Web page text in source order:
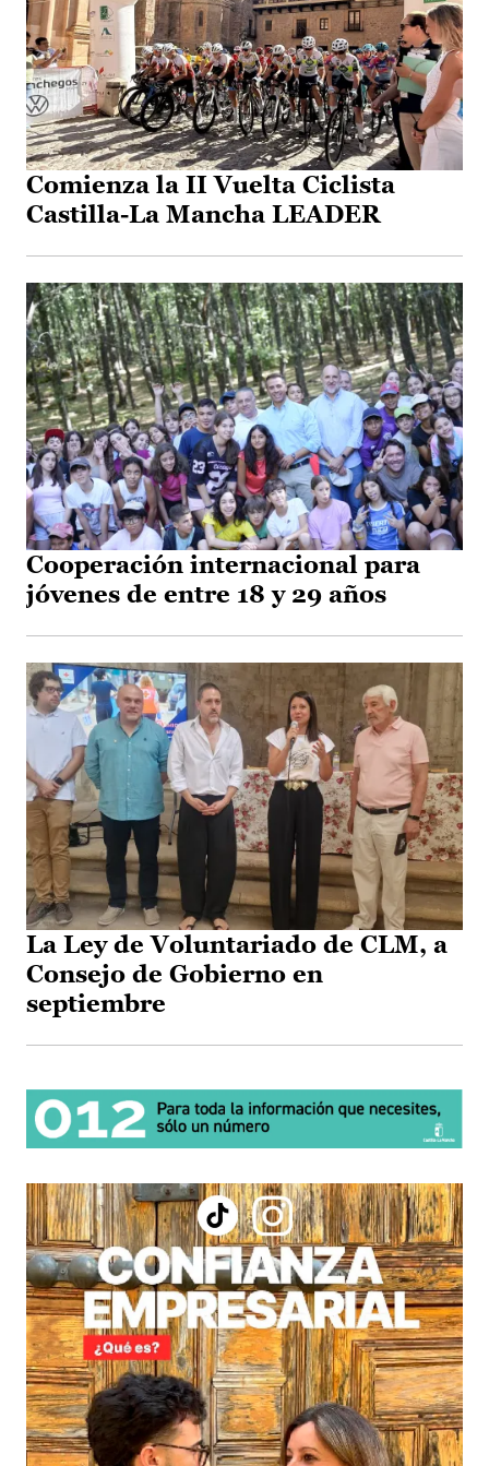
Comienza la II Vuelta Ciclista
Castilla-La Mancha LEADER
Cooperación internacional para
jóvenes de entre 18 y 29 años
La Ley de Voluntariado de CLM, a
Consejo de Gobierno en
septiembre